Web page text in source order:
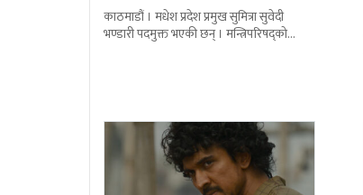
काठमाडौं । मधेश प्रदेश प्रमुख सुमित्रा सुवेदी
भण्डारी पदमुक्त भएकी छन् । मन्त्रिपरिषद्को